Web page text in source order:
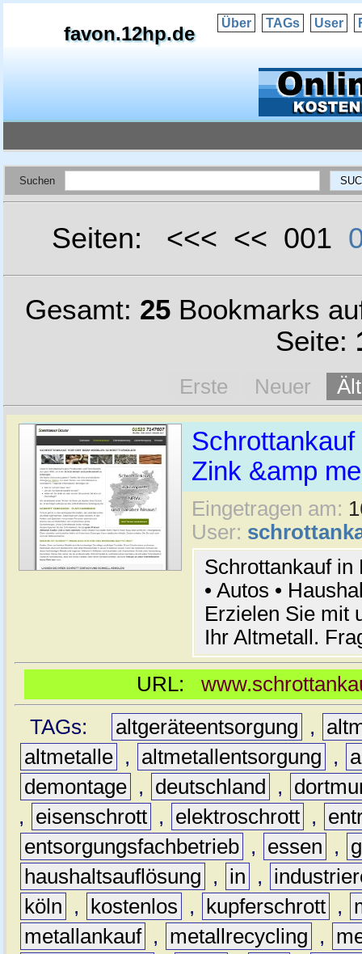
favon.12hp.de Über TAGs User
Suchen
Seiten: <<< << 001
Gesamt: 25 Bookmarks
Seite:
Erste Neuer
Schrottankauf
Zink &amp
Eingetragen am:
User:
Schrottankauf in
• Autos •
Erzielen Sie mit
Ihr Altmetall.
URL:
TAGs:
altgeräteentsorgung ,
altmetalle , altmetallentsorgung ,
demontage , deutschland ,
,
eisenschrott , elektroschrott ,
entsorgungsfachbetrieb , essen ,
haushaltsauflösung
, in ,
köln
, kostenlos , kupferschrott ,
metallankauf , metallrecycling ,